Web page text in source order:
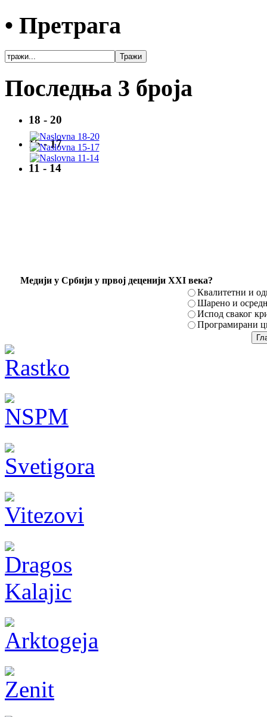
• Претрага
Последња 3 броја
18 - 20
15 - 17
11 - 14
Mедији у Србији у првој деценији XXI века?
Квалитетни и
Шарено и
Испод сваког
Програмирани